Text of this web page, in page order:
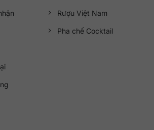
Rượu Việt Nam
Pha chế Cocktail